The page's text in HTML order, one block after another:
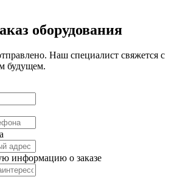
оборудования
Наш специалист свяжется с
будущем.
информацию о заказе